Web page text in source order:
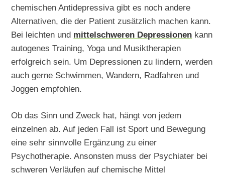
chemischen Antidepressiva gibt es noch andere
Alternativen, die der Patient zusätzlich machen kann.
Bei leichten und mittelschweren Depressionen kann
autogenes Training, Yoga und Musiktherapien
erfolgreich sein. Um Depressionen zu lindern, werden
auch gerne Schwimmen, Wandern, Radfahren und
Joggen empfohlen.
Ob das Sinn und Zweck hat, hängt von jedem
einzelnen ab. Auf jeden Fall ist Sport und Bewegung
eine sehr sinnvolle Ergänzung zu einer
Psychotherapie. Ansonsten muss der Psychiater bei
schweren Verläufen auf chemische Mittel